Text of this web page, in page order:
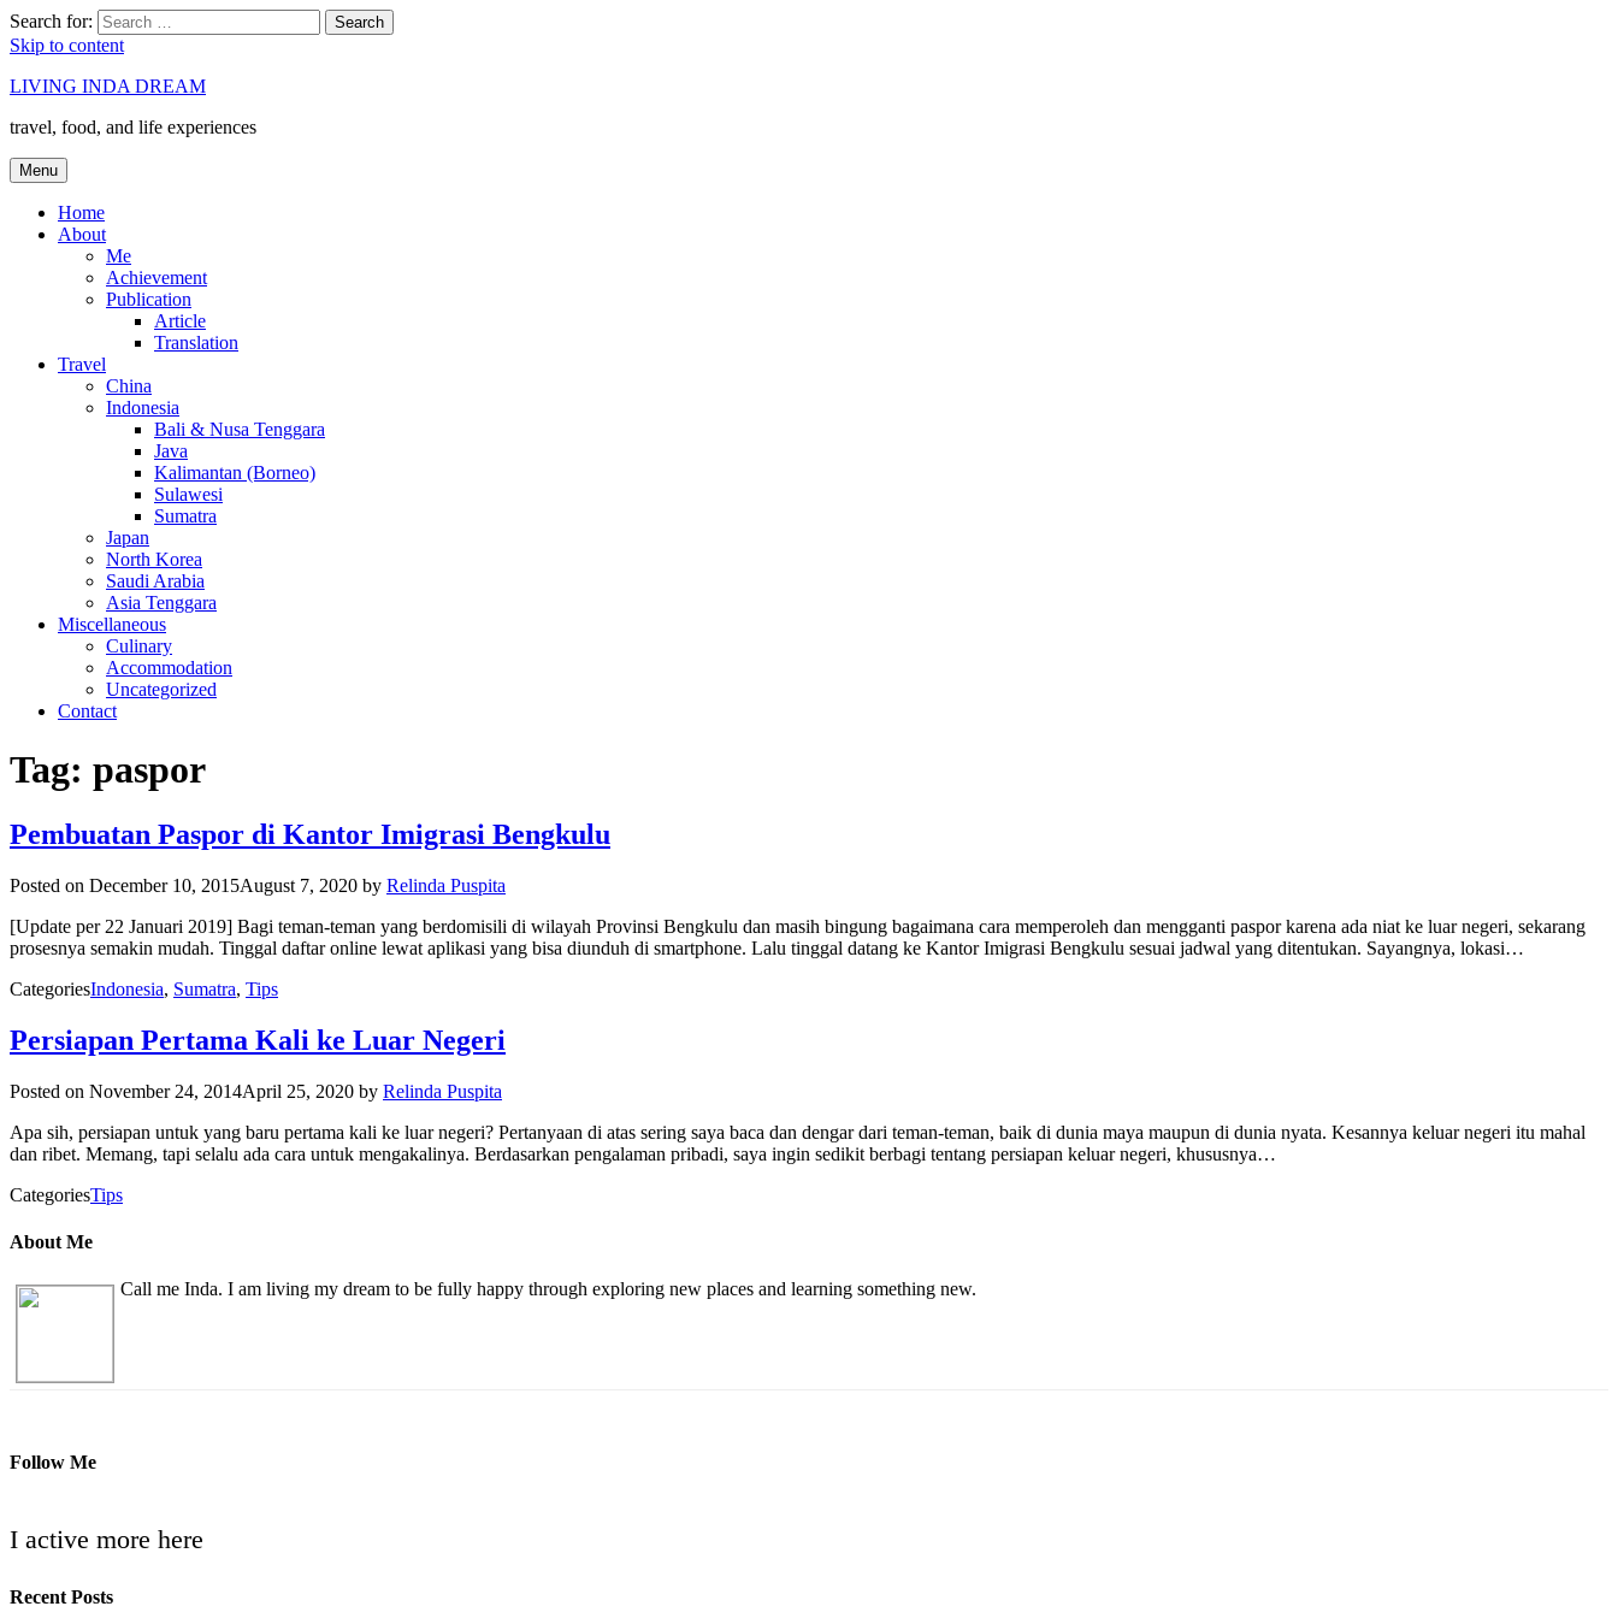
Search for: Search
Skip to content
LIVING INDA DREAM
travel, food, and life experiences
Menu
Home
About
Me
Achievement
Publication
Article
Translation
Travel
China
Indonesia
Bali & Nusa Tenggara
Java
Kalimantan (Borneo)
Sulawesi
Sumatra
Japan
North Korea
Saudi Arabia
Asia Tenggara
Miscellaneous
Culinary
Accommodation
Uncategorized
Contact
Tag: paspor
Pembuatan Paspor di Kantor Imigrasi Bengkulu
Posted on December 10, 2015August 7, 2020 by Relinda Puspita
[Update per 22 Januari 2019] Bagi teman-teman yang berdomisili di wilayah Provinsi Bengkulu dan masih bingung bagaimana cara memperoleh dan mengganti paspor karena ada niat ke luar negeri, sekarang
prosesnya semakin mudah. Tinggal daftar online lewat aplikasi yang bisa diunduh di smartphone. Lalu tinggal datang ke Kantor Imigrasi Bengkulu sesuai jadwal yang ditentukan. Sayangnya, lokasi…
CategoriesIndonesia, Sumatra, Tips
Persiapan Pertama Kali ke Luar Negeri
Posted on November 24, 2014April 25, 2020 by Relinda Puspita
Apa sih, persiapan untuk yang baru pertama kali ke luar negeri? Pertanyaan di atas sering saya baca dan dengar dari teman-teman, baik di dunia maya maupun di dunia nyata. Kesannya keluar negeri itu mahal
dan ribet. Memang, tapi selalu ada cara untuk mengakalinya. Berdasarkan pengalaman pribadi, saya ingin sedikit berbagi tentang persiapan keluar negeri, khususnya…
CategoriesTips
About Me
Call me Inda. I am living my dream to be fully happy through exploring new places and learning something new.
Follow Me
I active more here
Recent Posts